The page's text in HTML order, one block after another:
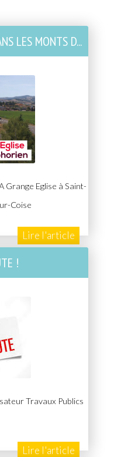
LES MONTS D...
Grange Eglise à Saint-
Coise
Lire l'article
!
Travaux Publics
Lire l'article